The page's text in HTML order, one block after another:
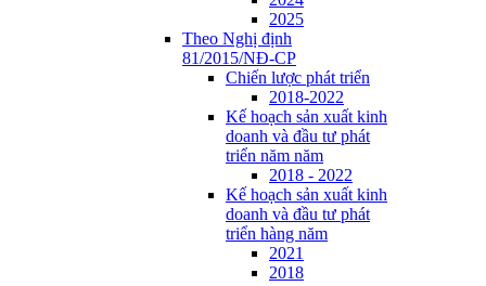
2025
Theo Nghị định
81/2015/NĐ-CP
Chiến lược phát triển
2018-2022
Kế hoạch sản xuất kinh
doanh và đầu tư phát
triển năm năm
2018 - 2022
Kế hoạch sản xuất kinh
doanh và đầu tư phát
triển hàng năm
2021
2018